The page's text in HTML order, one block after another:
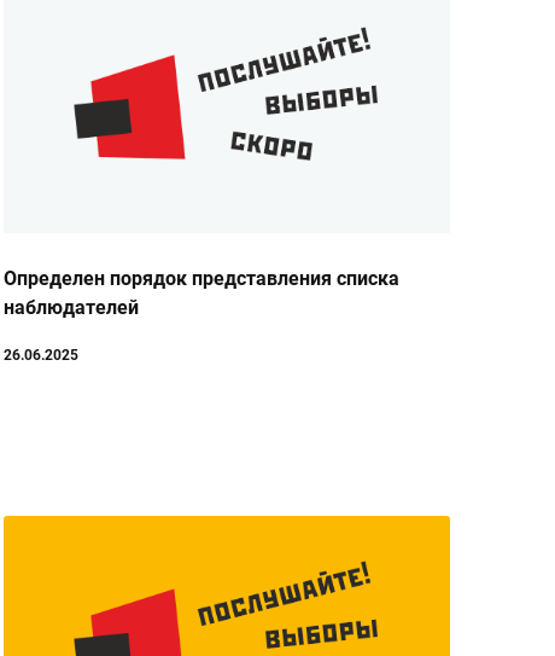
Определен порядок представления списка
наблюдателей
26.06.2025